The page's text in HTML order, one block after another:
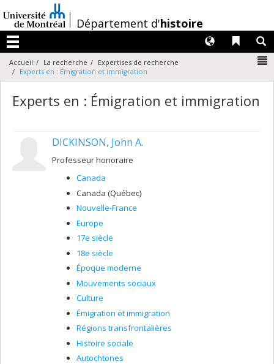
au
contenu
/Département d'histoire
Menu
Liens
Langues
Accueil La recherche
Expertises de recherche
Experts en : Émigration et immigration
Experts en : Émigration et immigration
DICKINSON, John A.
Professeur honoraire
Canada
Canada (Québec)
Nouvelle-France
Europe
17e siècle
18e siècle
Époque moderne
Mouvements sociaux
Culture
Émigration et immigration
Régions transfrontalières
Histoire sociale
Autochtones